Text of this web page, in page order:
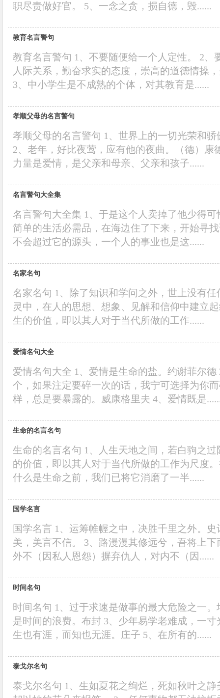
职尽责做好官。 5、一念之贪，损自德，毁......
教育名言警句
教育名言警句 1、不要随便给一个人定性。 2、
人际关系，勤奋求实的态度，崇高的道德情操
3、中小学生是不成熟的个体，对其教育是......
孝顺父母的名言警句
孝顺父母的名言警句 1、世界上的一切光荣和
2、老年，好比夜莺，应有他的夜曲。（德）康
力量是爱情，是父亲和母亲、父亲和孩子......
名言警句大全集
名言警句大全集 1、于是这个人卖掉了他少得
简单的生活必需品，在海边住了下来，开始寻
不会超过它的源头，一个人的事业也是这......
名家名句
名家名句 1、除了知识和学问之外，世上没有
灵中，在人的思想、想象、见解和信仰中建立
生的价值，即以其人对于当代所做的工作......
爱情名句大全
爱情名句大全 1、爱情是生命的盐。约谢菲尔
个，如果注定要碎一次的话，我宁可选择为你
样，总是要暴露的。威康格里夫 4、爱情既是
生命的名言名句
生命的名言名句 1、人生天地之间，若白驹之
的价值，即以其人对于当代所做的工作为尺度
什么是生命之前，我们已将它消磨了一半......
国学名言
国学名言 1、运筹帷幄之中，决胜千里之外。
美，美言不信。 3、路漫漫其修远兮，吾将上
外不（因私人恩怨）摒弃仇人，对内不（因......
时间名句
时间名句 1、过于求速是做事的最大危险之一
是时间的浪费。布封 3、少年易学老难成，一
生也有涯，而知也无涯。庄子 5、在所有的......
泰戈尔名句
泰戈尔名句 1、生如夏花之绚烂，死如秋叶之